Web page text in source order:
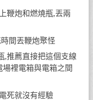
炮和燃燒瓶,丟兩
間丟鞭炮聚怪
薦直接把這個支線
裡電箱與電箱之間
死就沒有經驗